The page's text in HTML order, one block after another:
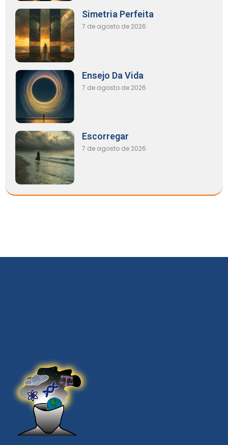
Simetria Perfeita
7 de agosto de 2026
Ensejo Da Vida
7 de agosto de 2026
Escorregar
7 de agosto de 2026